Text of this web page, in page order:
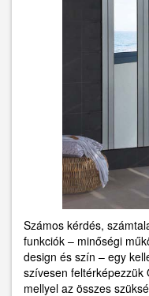
Számos kérdés,
funkciók – minőségi
design és szín – egy
szívesen feltérképezzük
mellyel az összes